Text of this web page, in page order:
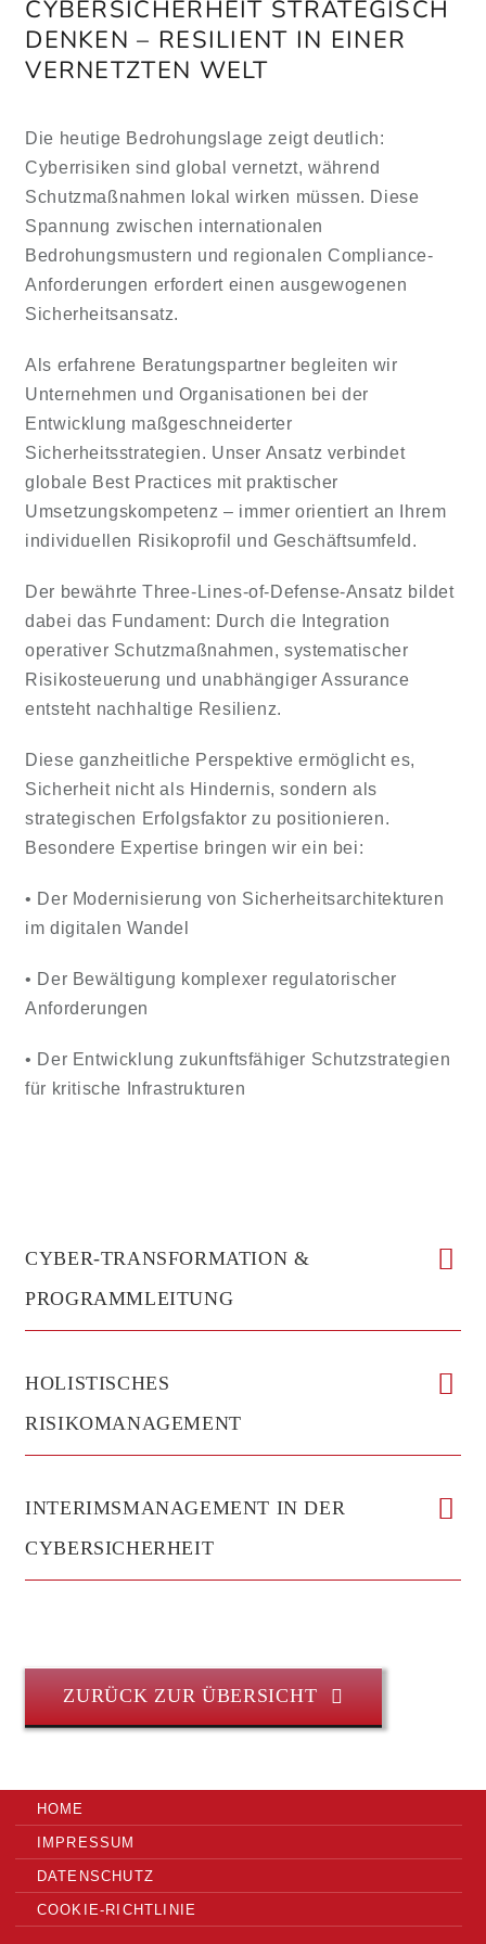
CYBERSICHERHEIT STRATEGISCH
DENKEN – RESILIENT IN EINER
VERNETZTEN WELT
Die heutige Bedrohungslage zeigt deutlich:
Cyberrisiken sind global vernetzt, während
Schutzmaßnahmen lokal wirken müssen. Diese
Spannung zwischen internationalen
Bedrohungsmustern und regionalen Compliance-
Anforderungen erfordert einen ausgewogenen
Sicherheitsansatz.
Als erfahrene Beratungspartner begleiten wir
Unternehmen und Organisationen bei der
Entwicklung maßgeschneiderter
Sicherheitsstrategien. Unser Ansatz verbindet
globale Best Practices mit praktischer
Umsetzungskompetenz – immer orientiert an Ihrem
individuellen Risikoprofil und Geschäftsumfeld.
Der bewährte Three-Lines-of-Defense-Ansatz bildet
dabei das Fundament: Durch die Integration
operativer Schutzmaßnahmen, systematischer
Risikosteuerung und unabhängiger Assurance
entsteht nachhaltige Resilienz.
Diese ganzheitliche Perspektive ermöglicht es,
Sicherheit nicht als Hindernis, sondern als
strategischen Erfolgsfaktor zu positionieren.
Besondere Expertise bringen wir ein bei:
• Der Modernisierung von Sicherheitsarchitekturen
im digitalen Wandel
• Der Bewältigung komplexer regulatorischer
Anforderungen
• Der Entwicklung zukunftsfähiger Schutzstrategien
für kritische Infrastrukturen
CYBER-TRANSFORMATION &
PROGRAMMLEITUNG
HOLISTISCHES
RISIKOMANAGEMENT
INTERIMSMANAGEMENT IN DER
CYBERSICHERHEIT
ZURÜCK ZUR ÜBERSICHT
HOME
IMPRESSUM
DATENSCHUTZ
COOKIE-RICHTLINIE